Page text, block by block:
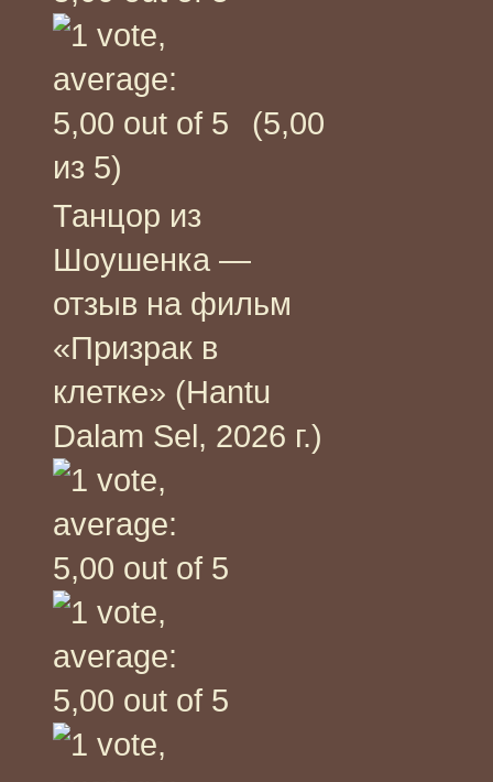
(5,00
из 5)
Танцор из
Шоушенка —
отзыв на фильм
«Призрак в
клетке» (Hantu
Dalam Sel, 2026 г.)